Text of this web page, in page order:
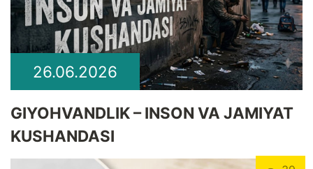
26.06.2026
GIYOHVANDLIK – INSON VA JAMIYAT
KUSHANDASI